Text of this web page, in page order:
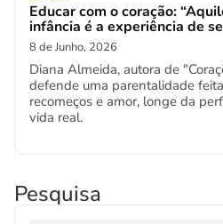
Educar com o coração:
infância é a experiência de
8 de Junho, 2026
Diana Almeida, autora de
defende uma parentalidade
recomeços e amor, longe da
vida real.
Pesquisa